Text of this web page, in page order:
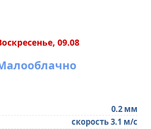
09.08
0.2 мм
скорость 3.1 м/с